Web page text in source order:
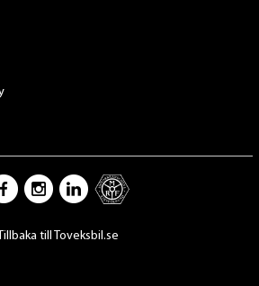
Tillbaka till Toveksbil.se